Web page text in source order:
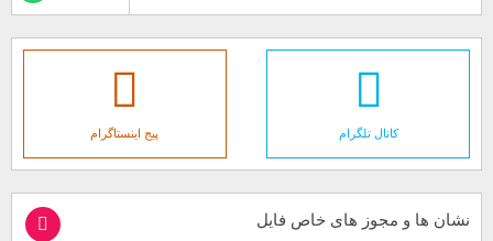
کانال تلگرام پیج اینستاگرام
نشان ها و مجوز های خاص فایل